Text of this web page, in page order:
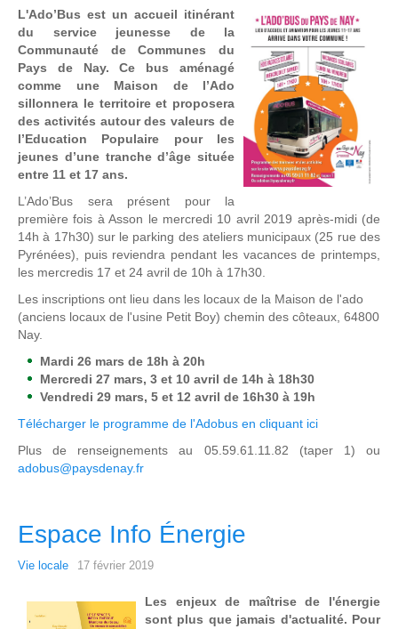
L'Ado’Bus est un accueil itinérant
du service jeunesse de la
Communauté de Communes du
Pays de Nay. Ce bus aménagé
comme une Maison de l’Ado
sillonnera le territoire et proposera
des activités autour des valeurs de
l’Education Populaire pour les
jeunes d’une tranche d’âge située
entre 11 et 17 ans.
L’Ado’Bus sera présent pour la
première fois à Asson le mercredi 10 avril 2019 après-midi (de
14h à 17h30) sur le parking des ateliers municipaux (25 rue des
Pyrénées), puis reviendra pendant les vacances de printemps,
les mercredis 17 et 24 avril de 10h à 17h30.
Les inscriptions ont lieu dans les locaux de la Maison de l'ado
(anciens locaux de l'usine Petit Boy) chemin des côteaux, 64800
Nay.
Mardi 26 mars de 18h à 20h
Mercredi 27 mars, 3 et 10 avril de 14h à 18h30
Vendredi 29 mars, 5 et 12 avril de 16h30 à 19h
Télécharger le programme de l'Adobus en cliquant ici
Plus de renseignements au 05.59.61.11.82 (taper 1) ou
adobus@paysdenay.fr
Espace Info Énergie
Vie locale 17 février 2019
Les enjeux de maîtrise de l'énergie
sont plus que jamais d'actualité. Pour